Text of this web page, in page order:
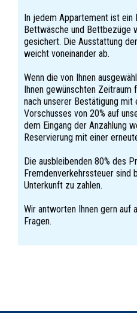
In jedem Appartement ist ein
Bettwäsche und Bettbezüge
gesichert. Die Ausstattung
weicht voneinander ab.
Wenn die von Ihnen
Ihnen gewünschten Zeitraum
nach unserer Bestätigung mit
Vorschusses von 20% auf
dem Eingang der Anzahlung
Reservierung mit einer
Die ausbleibenden 80% des
Fremdenverkehrssteuer sind
Unterkunft zu zahlen.
Wir antworten Ihnen gern auf
Fragen.